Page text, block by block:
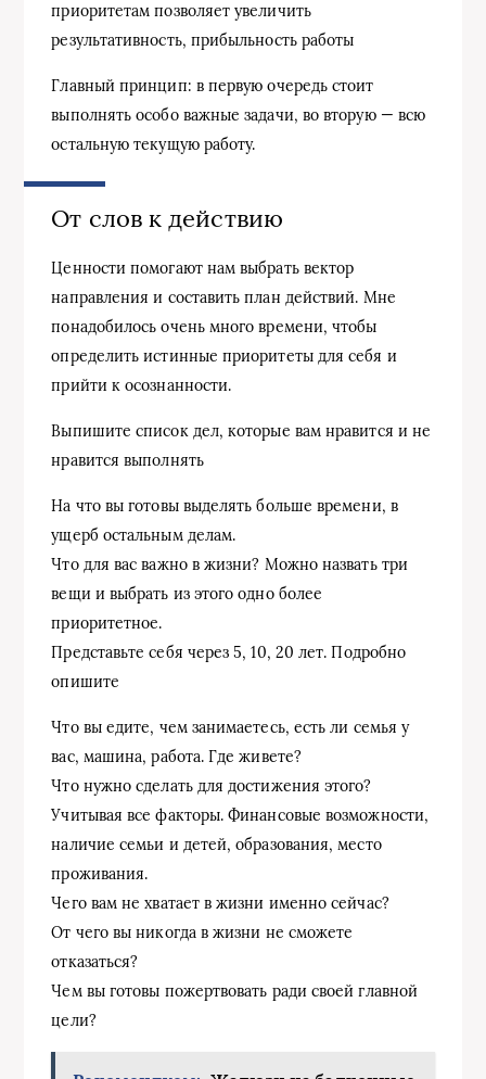
приоритетам позволяет увеличить
результативность, прибыльность работы
Главный принцип: в первую очередь стоит
выполнять особо важные задачи, во вторую — всю
остальную текущую работу.
От слов к действию
Ценности помогают нам выбрать вектор
направления и составить план действий. Мне
понадобилось очень много времени, чтобы
определить истинные приоритеты для себя и
прийти к осознанности.
Выпишите список дел, которые вам нравится и не
нравится выполнять
На что вы готовы выделять больше времени, в
ущерб остальным делам.
Что для вас важно в жизни? Можно назвать три
вещи и выбрать из этого одно более
приоритетное.
Представьте себя через 5, 10, 20 лет. Подробно
опишите
Что вы едите, чем занимаетесь, есть ли семья у
вас, машина, работа. Где живете?
Что нужно сделать для достижения этого?
Учитывая все факторы. Финансовые возможности,
наличие семьи и детей, образования, место
проживания.
Чего вам не хватает в жизни именно сейчас?
От чего вы никогда в жизни не сможете
отказаться?
Чем вы готовы пожертвовать ради своей главной
цели?